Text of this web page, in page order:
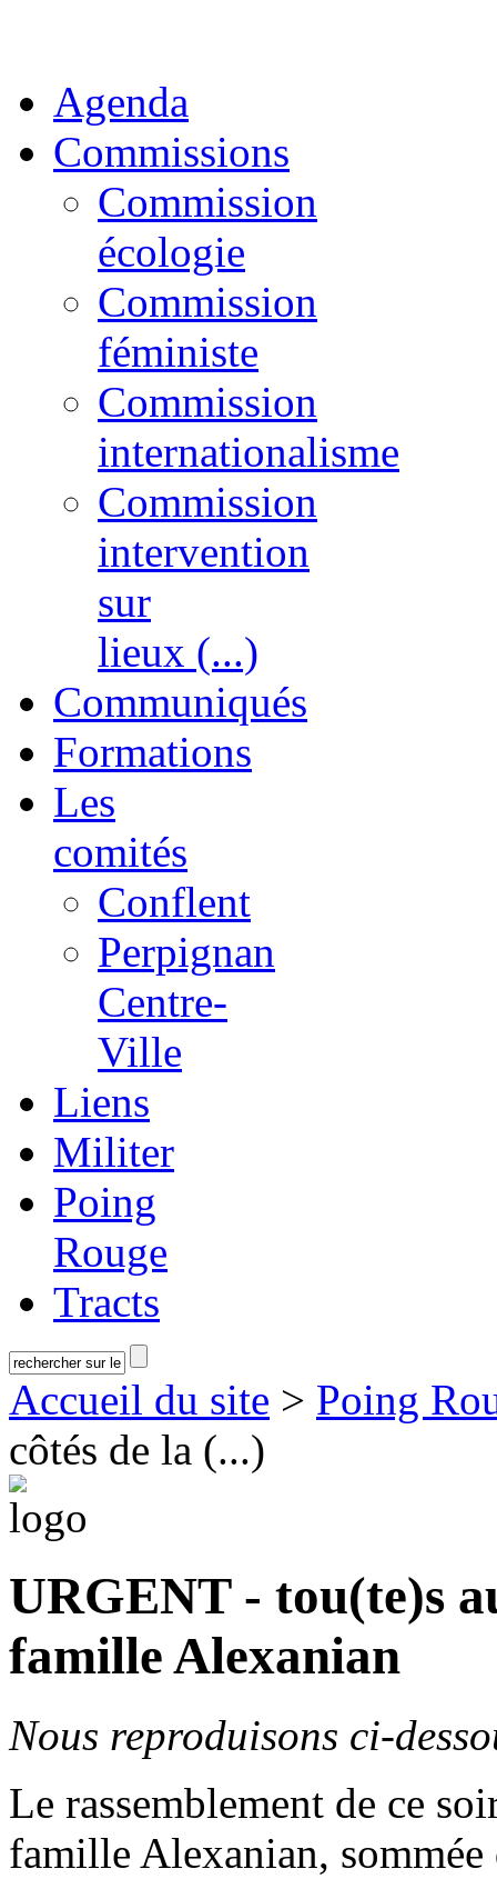
Agenda
Commissions
Commission
écologie
Commission
féministe
Commission
internationalisme
Commission
intervention
sur
lieux (...)
Communiqués
Formations
Les
comités
Conflent
Perpignan
Centre-
Ville
Liens
Militer
Poing
Rouge
Tracts
Accueil du site > Poing
côtés de la (...)
URGENT - tou(te)s
famille Alexanian
Nous reproduisons ci-
Le rassemblement de ce
famille Alexanian,